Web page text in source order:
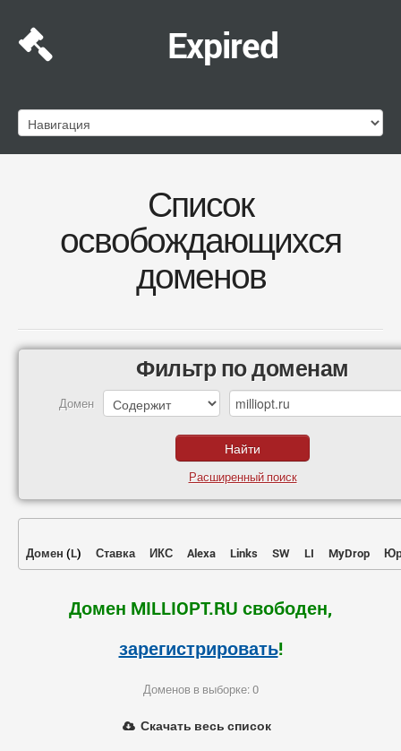
Expired
Список
освобождающихся
доменов
Фильтр по доменам
Домен
Расширенный поиск
Домен (L) Ставка ИКС Alexa Links SW LI MyDrop
Домен MILLIOPT.RU свободен,
зарегистрировать!
Доменов в выборке: 0
Скачать весь список